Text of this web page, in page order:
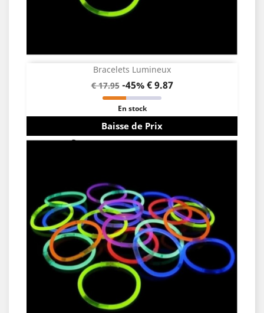
Bracelets Lumineux
€ 17.95 -45% € 9.87
En stock
Baisse de Prix